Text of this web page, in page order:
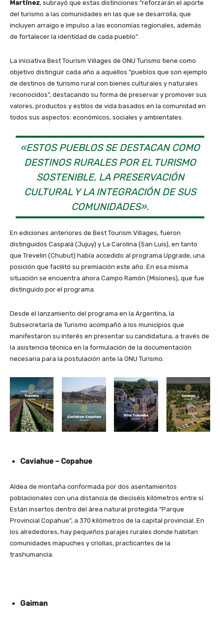
Martínez, subrayó que estas distinciones “reforzarán el aporte
del turismo a las comunidades en las que se desarrolla, que
incluyen arraigo e impulso a las economías regionales, además
de fortalecer la identidad de cada pueblo”.
La iniciativa Best Tourism Villages de ONU Turismo tiene como
objetivo distinguir cada año a aquellos “pueblos que son ejemplo
de destinos de turismo rural con bienes culturales y naturales
reconocidos”, destacando su forma de preservar y promover sus
valores, productos y estilos de vida basados en la comunidad en
todos sus aspectos: económicos, sociales y ambientales.
«ESTOS PUEBLOS SE DESTACAN COMO
DESTINOS RURALES POR EL TURISMO
SOSTENIBLE, LA PRESERVACIÓN
CULTURAL Y LA INTEGRACIÓN DE SUS
COMUNIDADES».
En ediciones anteriores de Best Tourism Villages, fueron
distinguidos Caspalá (Jujuy) y La Carolina (San Luis), en tanto
que Trevelin (Chubut) había accedido al programa Upgrade, una
posición que facilitó su premiación este año. En esa misma
situación se encuentra ahora Campo Ramón (Misiones), que fue
distinguido por el programa.
Desde el lanzamiento del programa en la Argentina, la
Subsecretaría de Turismo acompañó a los municipios que
manifestaron su interés en presentar su candidatura, a través de
la asistencia técnica en la formulación de la documentación
necesaria para la postulación ante la ONU Turismo.
Caviahue – Copahue
Aldea de montaña conformada por dos asentamientos
poblacionales con una distancia de dieciséis kilómetros entre sí.
Están insertos dentro del área natural protegida “Parque
Provincial Copahue”, a 370 kilómetros de la capital provincial. En
los alrededores, hay pequeños parajes rurales donde habitan
comunidades mapuches y criollas, practicantes de la
trashumancia.
Gaiman